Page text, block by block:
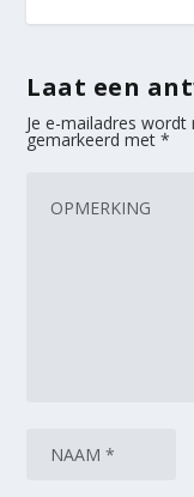
Laat een
Je e-mailadres wordt
gemarkeerd met*